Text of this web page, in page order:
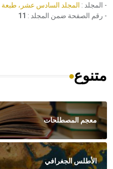
- المجلد : المجلد السادس عشر، طبعة 2006، دمشق
- رقم الصفحة ضمن المجلد : 11
متنوع
معجم المصطلحات
الأطلس الجغرافي